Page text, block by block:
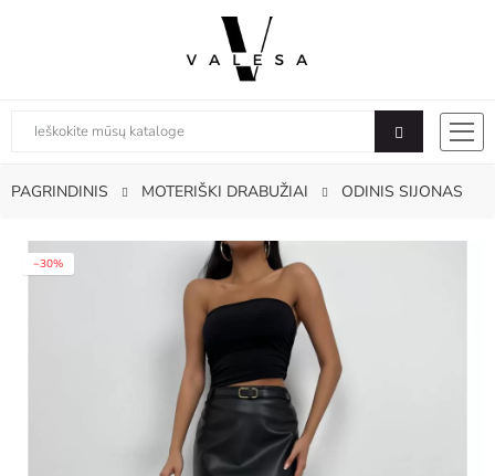
PAGRINDINIS MOTERIŠKI DRABUŽIAI ODINIS SIJONAS
−30%